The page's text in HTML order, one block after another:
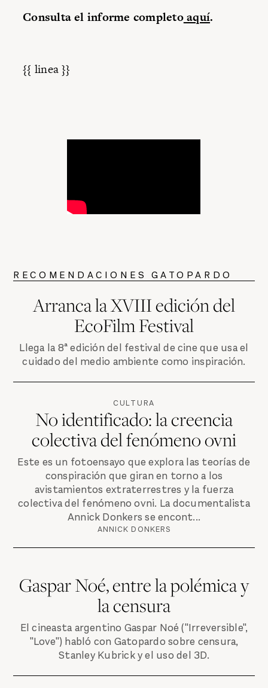
Consulta el informe completoaquí.
{{ linea }}
RECOMENDACIONES GATOPARDO
Arranca la XVIII edición del
EcoFilm Festival
Llega la 8ª edición del festival de cine que usa el
cuidado del medio ambiente como inspiración.
CULTURA
No identificado: la creencia
colectiva del fenómeno ovni
Este es un fotoensayo que explora las teorías de
conspiración que giran en torno a los
avistamientos extraterrestres y la fuerza
colectiva del fenómeno ovni. La documentalista
Annick Donkers se encont...
ANNICK DONKERS
Gaspar Noé, entre la polémica y
la censura
El cineasta argentino Gaspar Noé ("Irreversible",
"Love") habló con Gatopardo sobre censura,
Stanley Kubrick y el uso del 3D.